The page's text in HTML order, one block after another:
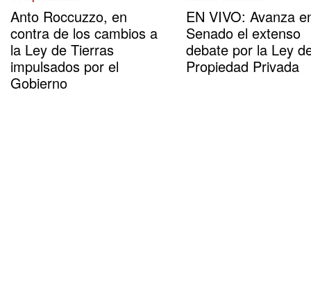
Anto Roccuzzo, en
contra de los cambios a
la Ley de Tierras
impulsados por el
Gobierno
EN VIVO: Avanza
Senado el extenso
debate por la Ley
Propiedad Privada